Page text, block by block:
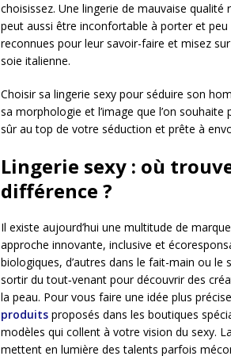
choisissez. Une lingerie de mauvaise
peut aussi être inconfortable à porter et
reconnues pour leur savoir-faire et misez
soie italienne.
Choisir sa lingerie sexy pour séduire son
sa morphologie et l’image que l’on
sûr au top de votre séduction et prête à
Lingerie sexy : où
différence ?
Il existe aujourd’hui une multitude de
approche innovante, inclusive et
biologiques, d’autres dans le fait-main ou le
sortir du tout‑venant pour découvrir des
la peau. Pour vous faire une idée plus
produits proposés dans les boutiques
modèles qui collent à votre vision du sexy.
mettent en lumière des talents parfois